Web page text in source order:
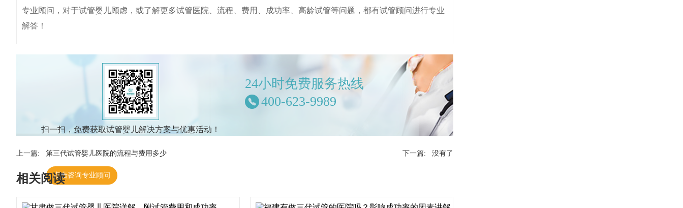
专业顾问，对于试管婴儿顾虑，或了解更多试管医院、流程、费用、成功率、高龄试管等问题，都有试管顾问进行专业
解答！
扫一扫，免费获取试管婴儿解决方案与优惠活动！
24小时免费服务热线
400-623-9989
点击咨询专业顾问
上一篇: 第三代试管婴儿医院的流程与费用多少 下一篇: 没有了
相关阅读